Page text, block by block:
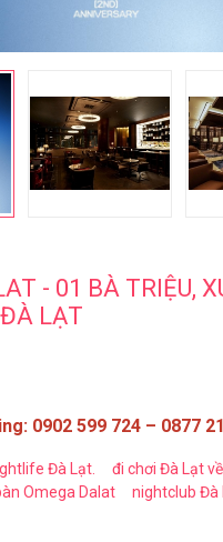
- 01 BÀ TRIỆU,
LẠT
0902 599 724 – 0877
Đà Lạt. đi chơi Đà Lạt
Omega Dalat nightclub Đà